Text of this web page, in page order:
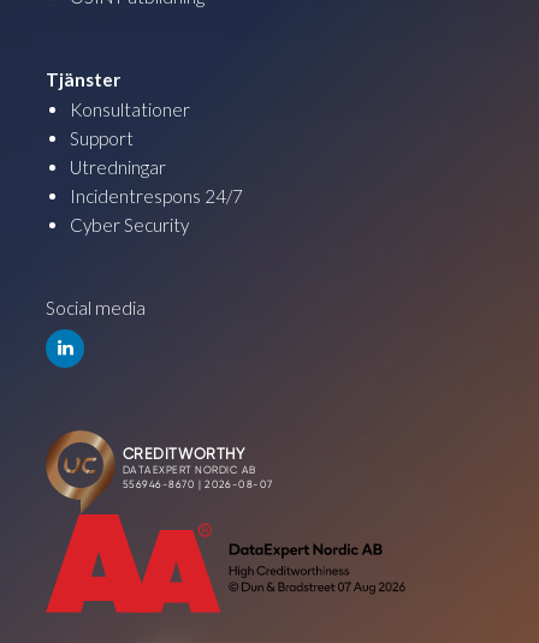
Tjänster
Konsultationer
Support
Utredningar
Incidentrespons 24/7
Cyber Security
Social media